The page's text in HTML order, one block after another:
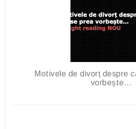
Motivele de divorț despre
vorbește…